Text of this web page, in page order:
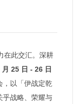
在此交汇。深耕
月 25 日 - 26 日
，以「伊战定乾
乎战略、荣耀与